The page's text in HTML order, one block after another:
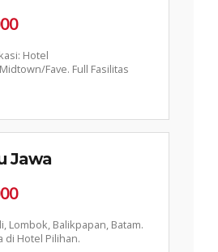
Hotel
Fave. Full Fasilitas
Jawa
Lombok, Balikpapan, Batam.
di Hotel Pilihan.